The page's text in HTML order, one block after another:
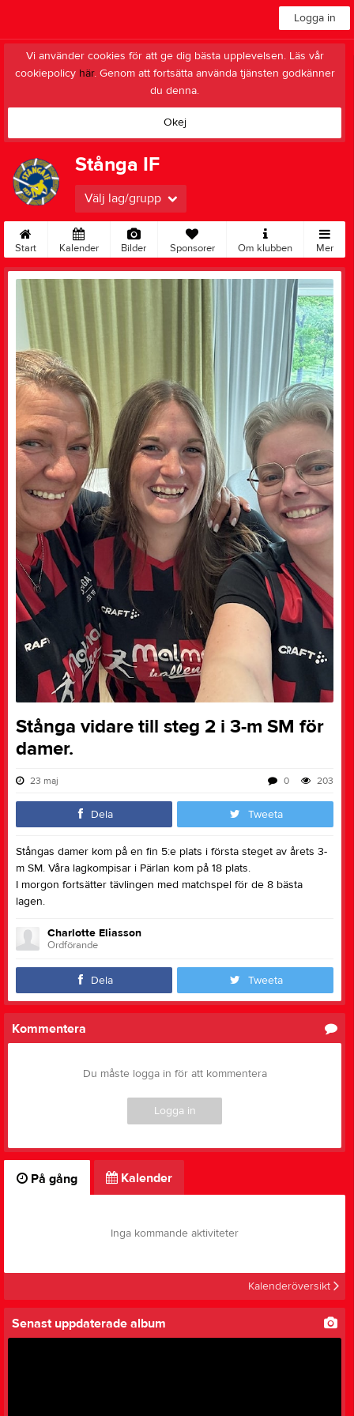
Logga in
Vi använder cookies för att ge dig bästa upplevelsen. Läs vår
cookiepolicy här. Genom att fortsätta använda tjänsten godkänner
du denna.
Okej
Stånga IF
Välj lag/grupp
Start Kalender Bilder Sponsorer Om klubben Mer
Stånga vidare till steg 2 i 3-m SM för
damer.
23 maj 203
0
Dela Tweeta
Stångas damer kom på en fin 5:e plats i första steget av årets 3-
m SM. Våra lagkompisar i Pärlan kom på 18 plats.
I morgon fortsätter tävlingen med matchspel för de 8 bästa
lagen.
Charlotte Eliasson
Ordförande
Dela Tweeta
Kommentera
Du måste logga in för att kommentera
Logga in
På gång Kalender
Inga kommande aktiviteter
Kalenderöversikt
Senast uppdaterade album